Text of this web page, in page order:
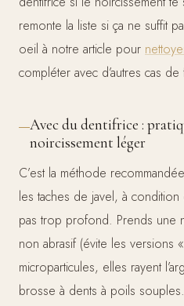
remonte la liste si ça ne suffit
oeil à notre article pour
compléter avec d’autres cas de
Avec du dentifrice :
noircissement léger
C’est la méthode
les taches de javel, à
pas trop profond. Prends une
non abrasif (évite les versions
microparticules, elles rayent
brosse à dents à poils souples.